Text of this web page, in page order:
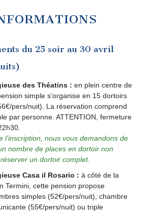
du 25 soir au 30 avril
des Théatins : en plein centre de
simple s’organise en 15 dortoirs
pers/nuit). La réservation comprend
par personne. ATTENTION, fermeture
l’inscription, nous vous demandons de
nombre de places en dortoir non
un dortoir complet.
Casa il Rosario : à côté de la
Termini, cette pension propose
simples (52€/pers/nuit), chambre
(55€/pers/nuit) ou triple